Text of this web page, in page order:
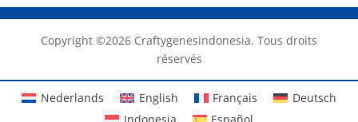
Copyright ©️2026 Craftygenesindonesia. Tous droits
réservés
Nederlands English Français
Deutsch
Indonesia
Español